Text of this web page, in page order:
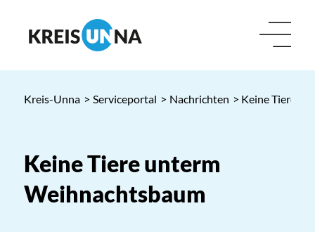
Kreis-Unna > Serviceportal > Nachrichten > Keine Tiere
Keine Tiere unterm
Weihnachtsbaum